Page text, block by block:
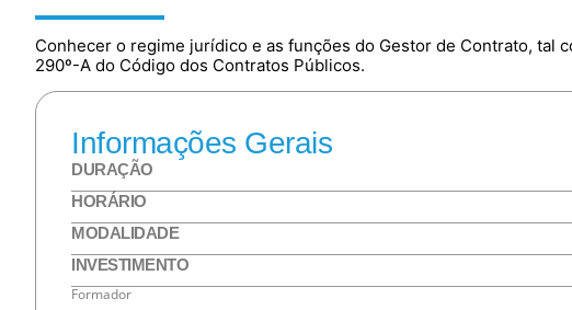
Conhecer o regime jurídico e as funções do Gestor de Contrato, tal
290º-A do Código dos Contratos Públicos.
Informações Gerais
DURAÇÃO
HORÁRIO
MODALIDADE
INVESTIMENTO
Formador